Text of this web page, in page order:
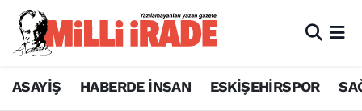
ASAYİŞ HABERDE İNSAN ESKİŞEHİRSPOR